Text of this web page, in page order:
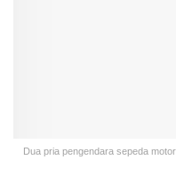
Dua pria pengendara sepeda